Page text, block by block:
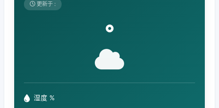
更新于 :
°
湿度 %